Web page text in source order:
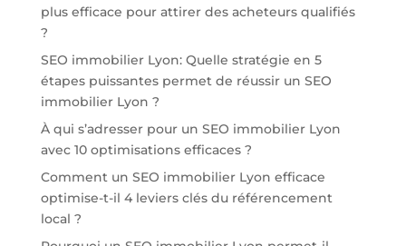
plus efficace pour attirer des acheteurs qualifiés
?
SEO immobilier Lyon: Quelle stratégie en 5
étapes puissantes permet de réussir un SEO
immobilier Lyon ?
À qui s’adresser pour un SEO immobilier Lyon
avec 10 optimisations efficaces ?
Comment un SEO immobilier Lyon efficace
optimise-t-il 4 leviers clés du référencement
local ?